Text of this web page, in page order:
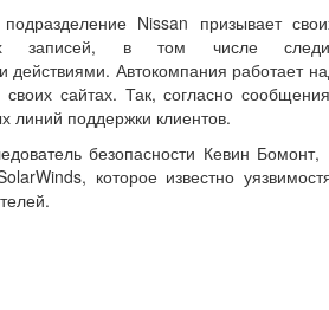
подразделение Nissan призывает
записей, в том числе
Автокомпания работает
своих сайтах. Так, согласно
линий поддержки клиентов.
безопасности Кевин
которое известно